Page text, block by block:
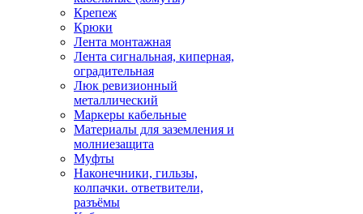
Крепеж
Крюки
Лента монтажная
Лента сигнальная, киперная,
оградительная
Люк ревизионный
металлический
Маркеры кабельные
Материалы для заземления и
молниезащита
Муфты
Наконечники, гильзы,
колпачки. ответвители,
разъёмы